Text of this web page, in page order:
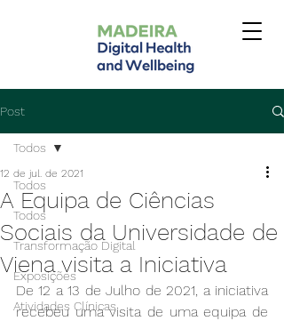
Post
Todos
Todos
Transformação Digital
Exposições
Atividades Clínicas
Todos
A Equipa de Ciências
Sociais da Universidade de
Viena visita a Iniciativa
12 de jul. de 2021
De 12 a 13 de Julho de 2021, a iniciativa
recebeu uma visita de uma equipa de